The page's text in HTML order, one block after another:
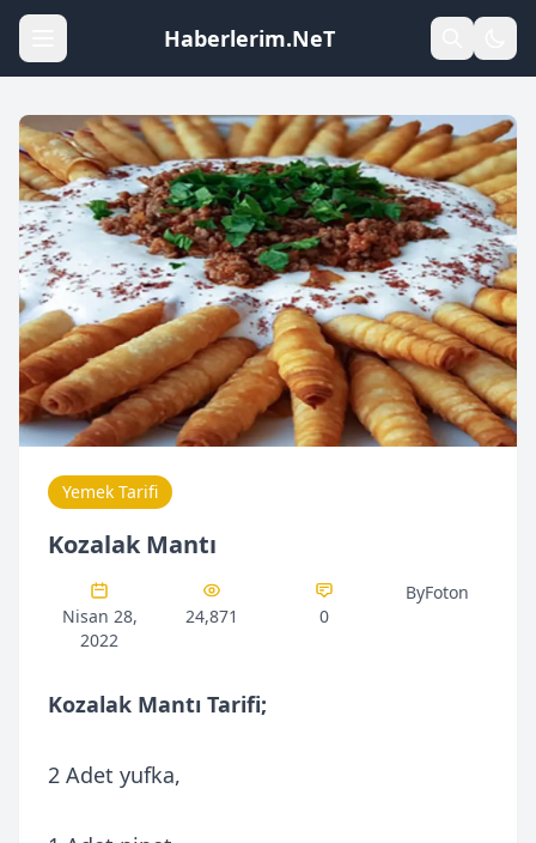
Haberlerim.NeT
Yemek Tarifi
Kozalak Mantı
Nisan 28,
2022
24,871 0
ByFoton
Kozalak Mantı Tarifi;
2 Adet yufka,